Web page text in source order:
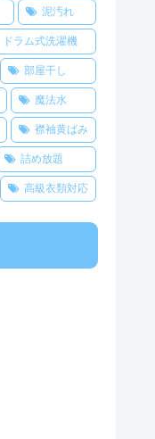
泥汚れ
ドラム式洗濯機
部屋干し
魔法水
襟袖黄ばみ
詰め放題
高級衣類対応